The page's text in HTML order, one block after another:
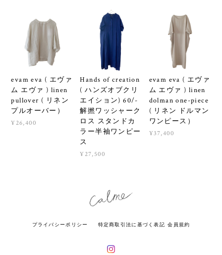
evam eva ( エヴァ
ム エヴァ ) linen
pullover ( リネン
プルオーバー）
¥26,400
Hands of creation
( ハンズオブクリ
エイション) 60/-
解撚ワッシャーク
ロス スタンドカ
ラー半袖ワンピー
ス
¥27,500
evam eva ( エヴァ
ム エヴァ ) linen
dolman one-piece
( リネン ドルマン
ワンピース）
¥37,400
プライバシーポリシー 特定商取引法に基づく表記 会員規約